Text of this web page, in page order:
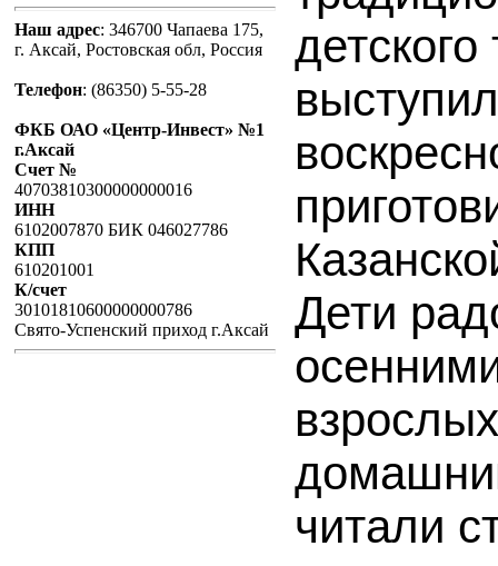
Наш адрес: 346700 Чапаева 175,
г. Аксай, Ростовская обл, Россия
Телефон: (86350) 5-55-28
ФКБ ОАО «Центр-Инвест» №1
г.Аксай
Счет №
40703810300000000016
ИНН
6102007870 БИК 046027786
КПП
610201001
К/счет
30101810600000000786
Свято-Успенский приход г.Аксай
Дети
читали